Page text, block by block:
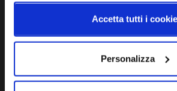
Accetta tutti i cookie
Personalizza